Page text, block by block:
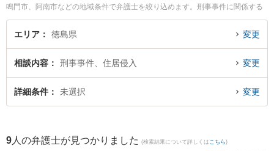
鳴門市、阿南市などの地域条件で弁護士を絞り込めます。刑事事件に関係する
加害者側や少年事件、再犯・前科あり等の細かな分野での絞り込み検索もでき
便利です。特にパシィフィコ法律事務所の大八木 孝弁護士やベリーベスト法律
県で土日や夜間に発生した住居侵入のトラブルを今すぐに弁護士に相談した
い』『住居侵入のトラブル解決の実績豊富な近くの弁護士を検索したい』『初
回相談無料で住居侵入を法律相談できる徳島県内の弁護士に相談予約したい』
エリア 徳島県 変更
相談内容 刑事事件、住居侵入 変更
詳細条件 未選択 変更
9 人の弁護士が見つかりました (検索結果について詳しくは こちら)